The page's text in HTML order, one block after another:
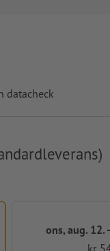
datacheck
ons, aug. 12.
kr